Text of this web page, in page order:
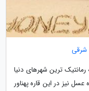
شرقی
رمانتیک ترین شهرهای دنیا
نیز در این قاره پهناور